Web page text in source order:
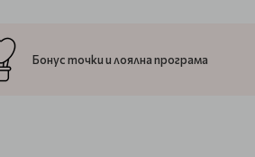
Бонус точки и лоялна програма